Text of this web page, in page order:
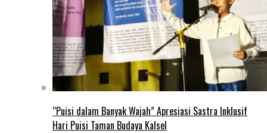
“Puisi dalam Banyak Wajah” Apresiasi Sastra Inklusif
Hari Puisi Taman Budaya Kalsel